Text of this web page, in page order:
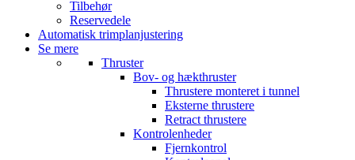
Tilbehør
Reservedele
Automatisk trimplanjustering
Se mere
Thruster
Bov- og hækthruster
Thrustere monteret i tunnel
Eksterne thrustere
Retract thrustere
Kontrolenheder
Fjernkontrol